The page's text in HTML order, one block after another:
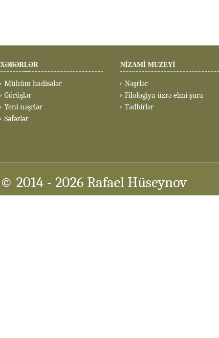
XƏBƏRLƏR
Mühüm hadisələr
Görüşlər
Yeni nəşrlər
Səfərlər
NİZAMİ MUZEYİ
Nəşrlər
Filologiya üzrə elmi şura
Tədbirlər
© 2014 - 2026 Rafael Hüseynov